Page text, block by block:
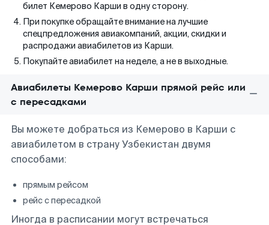
билет Кемерово Карши в одну сторону.
При покупке обращайте внимание на лучшие
спецпредложения авиакомпаний, акции, скидки и
распродажи авиабилетов из Карши.
Покупайте авиабилет на неделе, а не в выходные.
Авиабилеты Кемерово Карши прямой рейс или
с пересадками
Вы можете добраться из Кемерово в Карши с
авиабилетом в страну Узбекистан двумя
способами:
прямым рейсом
рейс с пересадкой
Иногда в расписании могут встречаться